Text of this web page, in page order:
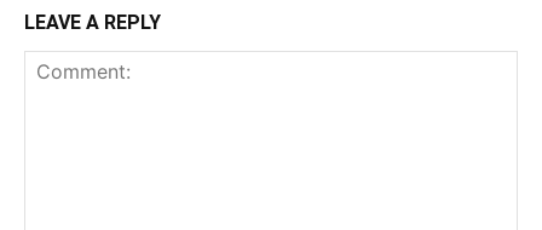
LEAVE A REPLY